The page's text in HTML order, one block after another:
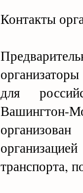
Контакты
для
Вашингтон-
транспорта,